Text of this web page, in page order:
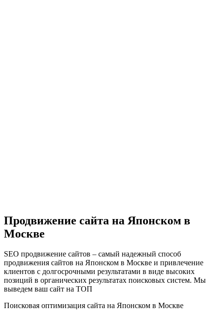
Продвижение сайта на Японском в
Москве
SEO продвижение сайтов – самый надежный способ
продвижения сайтов на Японском в Москве и привлечение
клиентов с долгосрочными результатами в виде высоких
позиций в органических результатах поисковых систем. Мы
выведем ваш сайт на ТОП
Поисковая оптимизация сайта на Японском в Москве